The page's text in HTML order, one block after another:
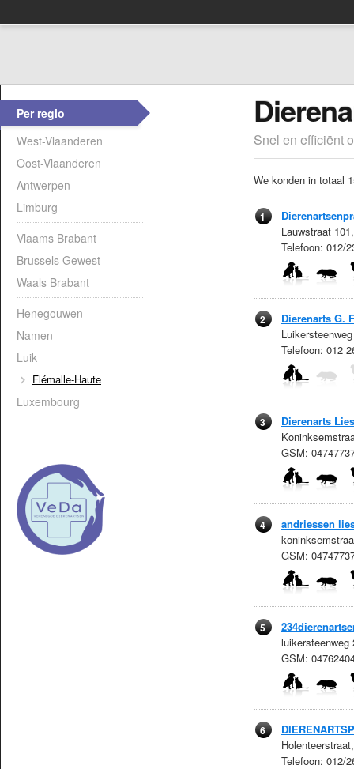
Per regio
West-Vlaanderen
Oost-Vlaanderen
Antwerpen
Limburg
Vlaams Brabant
Brussels Gewest
Waals Brabant
Henegouwen
Namen
Luik
Flémalle-Haute
Luxembourg
Snel en efficiënt
We konden in totaal
1
Lauwstraat
Telefoon: 012/
2
Dierenarts G.
Telefoon: 012
3
Dierenarts
GSM:
4
andriessen
GSM:
5
luikersteenweg
GSM:
6
Telefoon: 012/